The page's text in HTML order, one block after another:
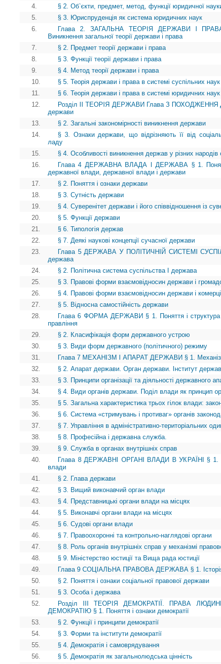
4.
§ 2. Об`єкти, предмет, метод, функції юридичної
5.
§ 3. Юриспруденція як система юридичних наук
6.
Глава 2. ЗАГАЛЬНА ТЕОРІЯ ДЕРЖАВИ І
Виникнення загальної теорії держави і права
7.
§ 2. Предмет теорії держави і права
8.
§ 3. Функції теорії держави і права
9.
§ 4. Метод теорії держави і права
10.
§ 5. Теорія держави і права в системі суспільних наук
11.
§ 6. Теорія держави і права в системі юридичних наук
12.
Розділ II ТЕОРІЯ ДЕРЖАВИ Глава З ПОХОДЖЕННЯ
держави
13.
§ 2. Загальні закономірності виникнення держави
14.
§ 3. Ознаки держави, що відрізняють її від
ладу
15.
§ 4. Особливості виникнення держав у різних народів
16.
Глава 4 ДЕРЖАВНА ВЛАДА І ДЕРЖАВА § 1.
державної влади, державної влади і держави
17.
§ 2. Поняття і ознаки держави
18.
§ 3. Сутність держави
19.
§ 4. Суверенітет держави і його співвідношення із
20.
§ 5. Функції держави
21.
§ 6. Типологія держав
22.
§ 7. Деякі наукові концепції сучасної держави
23.
Глава 5 ДЕРЖАВА У ПОЛІТИЧНІЙ СИСТЕМІ
держава
24.
§ 2. Політична система суспільства І держава
25.
§ 3. Правові форми взаємовідносин держави і
26.
§ 4. Правові форми взаємовідносин держави і
27.
§ 5. Відносна самостійність держави
28.
Глава 6 ФОРМА ДЕРЖАВИ § 1. Поняття і
правління
29.
§ 2. Класифікація форм державного устрою
30.
§ 3. Види форм державного (політичного) режиму
31.
Глава 7 МЕХАНІЗМ І АПАРАТ ДЕРЖАВИ § 1.
32.
§ 2. Апарат держави. Орган держави. Інститут
33.
§ 3. Принципи організації та діяльності державного
34.
§ 4. Види органів держави. Поділ влади як принцип
35.
§ 5. Загальна характеристика трьох гілок влади:
36.
§ 6. Система «стримувань і противаг» органів
37.
§ 7. Управління в адміністративно-територіальних
38.
§ 8. Професійна і державна служба.
39.
§ 9. Служба в органах внутрішніх справ
40.
Глава 8 ДЕРЖАВНІ ОРГАНІ ВЛАДИ В УКРАЇНІ § 1.
влади
41.
§ 2. Глава держави
42.
§ 3. Вищий виконавчий орган влади
43.
§ 4. Представницькі органи влади на місцях
44.
§ 5. Виконавчі органи влади на місцях
45.
§ 6. Судові органи влади
46.
§ 7. Правоохоронні та контрольно-наглядові органи
47.
§ 8. Роль органів внутрішніх справ у механізмі
48.
§ 9. Міністерство юстиції та Вища рада юстиції
49.
Глава 9 СОЦІАЛЬНА ПРАВОВА ДЕРЖАВА § 1. Історія
50.
§ 2. Поняття і ознаки соціальної правової держави
51.
§ 3. Особа і держава
52.
Розділ III ТЕОРІЯ ДЕМОКРАТІЇ. ПРАВА
ДЕМОКРАТІЮ § 1. Поняття і ознаки демократії
53.
§ 2. Функції і принципи демократії
54.
§ 3. Форми та інститути демократії
55.
§ 4. Демократія і самоврядування
56.
§ 5. Демократія як загальнолюдська цінність